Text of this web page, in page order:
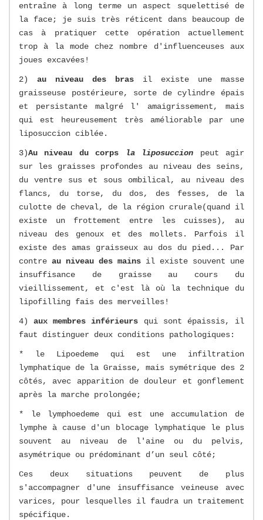
entraîne à long terme un aspect squelettisé de
la face; je suis très réticent dans beaucoup de
cas à pratiquer cette opération actuellement
trop à la mode chez nombre d'influenceuses aux
joues excavées!
2) au niveau des bras il existe une masse
graisseuse postérieure, sorte de cylindre épais
et persistante malgré l' amaigrissement, mais
qui est heureusement très améliorable par une
liposuccion ciblée.
3)Au niveau du corps la liposuccion peut agir
sur les graisses profondes au niveau des seins,
du ventre sus et sous ombilical, au niveau des
flancs, du torse, du dos, des fesses, de la
culotte de cheval, de la région crurale(quand il
existe un frottement entre les cuisses), au
niveau des genoux et des mollets. Parfois il
existe des amas graisseux au dos du pied... Par
contre au niveau des mains il existe souvent une
insuffisance de graisse au cours du
vieillissement, et c'est là où la technique du
lipofilling fais des merveilles!
4)aux membres inférieurs qui sont épaissis, il
faut distinguer deux conditions pathologiques:
* le Lipoedeme qui est une infiltration
lymphatique de la Graisse, mais symétrique des 2
côtés, avec apparition de douleur et gonflement
après la marche prolongée;
* le lymphoedeme qui est une accumulation de
lymphe à cause d'un blocage lymphatique le plus
souvent au niveau de l'aine ou du pelvis,
asymétrique ou prédominant d’un seul côté;
Ces deux situations peuvent de plus
s'accompagner d'une insuffisance veineuse avec
varices, pour lesquelles il faudra un traitement
spécifique.